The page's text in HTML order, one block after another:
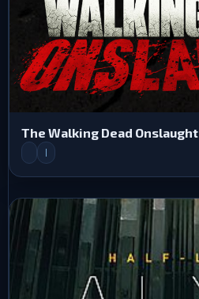
The Walking Dead Onslaught
|